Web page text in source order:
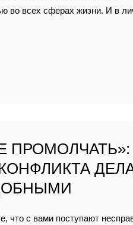
во всех сферах жизни. И в
ПРОМОЛЧАТЬ»:
что с вами поступают